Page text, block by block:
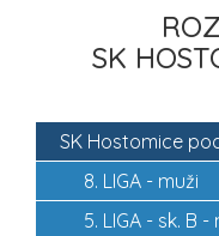
SK
SK Hostomice
8. LIGA - muži
5. LIGA - sk. B